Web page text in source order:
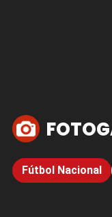
Fútbol Nacional